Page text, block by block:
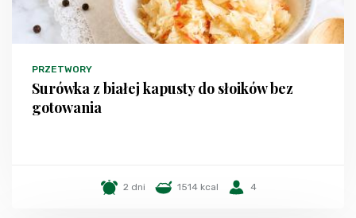
PRZETWORY
Surówka z białej kapusty do słoików bez
gotowania
2 dni 1514 kcal 4